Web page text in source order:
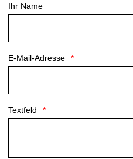
Ihr Name
E-Mail-Adresse
Textfeld